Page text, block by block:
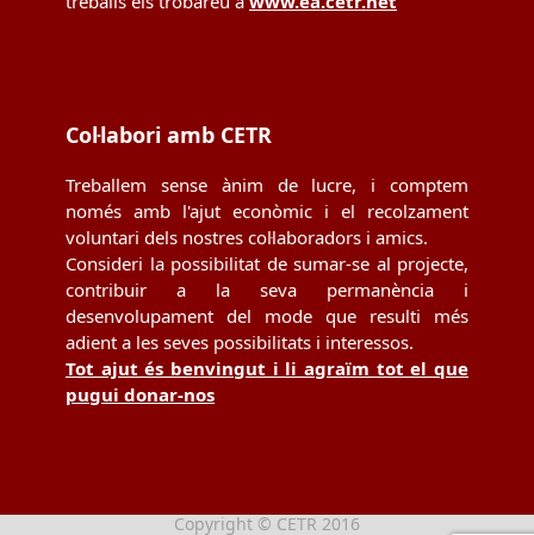
Col·labori amb CETR
Treballem sense ànim de lucre, i comptem
només amb l'ajut econòmic i el recolzament
voluntari dels nostres col·laboradors i amics.
Consideri la possibilitat de sumar-se al projecte,
contribuir a la seva permanència i
desenvolupament del mode que resulti més
adient a les seves possibilitats i interessos.
Tot ajut és benvingut i li agraïm tot el que
pugui donar-nos
Copyright © CETR 2016